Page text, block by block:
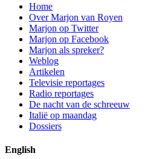
Home
Over Marjon van Royen
Marjon op Twitter
Marjon op Facebook
Marjon als spreker?
Weblog
Artikelen
Televisie reportages
Radio reportages
De nacht van de schreeuw
Italië op maandag
Dossiers
English